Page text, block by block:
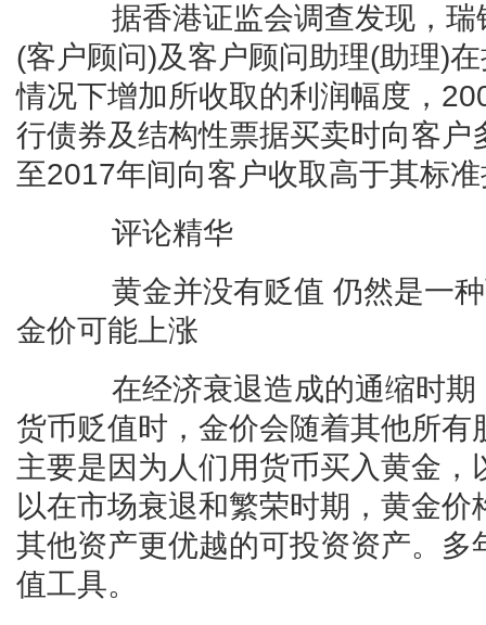
据香港证监会调查发现，瑞
(客户顾问)及客户顾问助理(助理)
情况下增加所收取的利润幅度，
行债券及结构性票据买卖时向客
至2017年间向客户收取高于其标
评论精华
黄金并没有贬值 仍然是一种
金价可能上涨
在经济衰退造成的通缩时期
货币贬值时，金价会随着其他所
主要是因为人们用货币买入黄金
以在市场衰退和繁荣时期，黄金
其他资产更优越的可投资资产。
值工具。